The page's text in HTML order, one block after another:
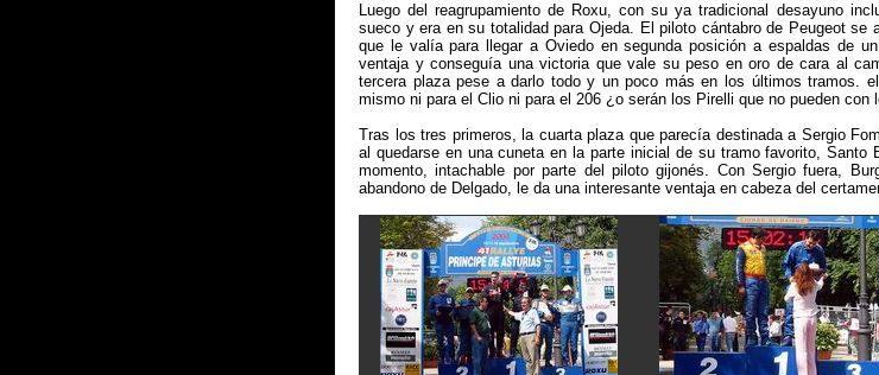
Luego del reagrupamiento de Roxu, con su ya tradicional desayuno
sueco y era en su totalidad para Ojeda. El piloto cántabro de Peugeot
que le valía para llegar a Oviedo en segunda posición a espaldas de
ventaja y conseguía una victoria que vale su peso en oro de cara al
tercera plaza pese a darlo todo y un poco más en los últimos tramos.
mismo ni para el Clio ni para el 206 ¿o serán los Pirelli que no pueden con
Tras los tres primeros, la cuarta plaza que parecía destinada a Sergio
al quedarse en una cuneta en la parte inicial de su tramo favorito, Santo
momento, intachable por parte del piloto gijonés. Con Sergio fuera,
abandono de Delgado, le da una interesante ventaja en cabeza del